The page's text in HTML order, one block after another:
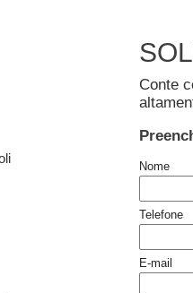
Conte
Nome
Telefone
E-mail